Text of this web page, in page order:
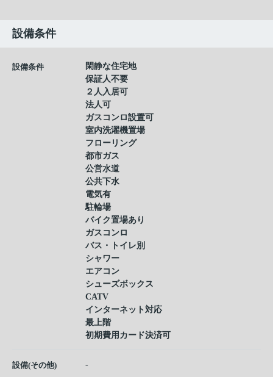
設備条件
設備条件
閑静な住宅地
保証人不要
２人入居可
法人可
ガスコンロ設置可
室内洗濯機置場
フローリング
都市ガス
公営水道
公共下水
電気有
駐輪場
バイク置場あり
ガスコンロ
バス・トイレ別
シャワー
エアコン
シューズボックス
CATV
インターネット対応
最上階
初期費用カード決済可
設備(その他) -